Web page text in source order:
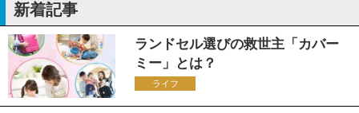
新着記事
ランドセル選びの救世主「カバー
ミー」とは？
ライフ